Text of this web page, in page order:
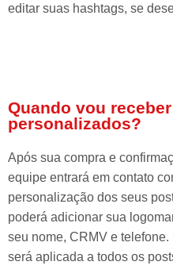
editar suas hashtags, se
Quando vou
personalizados?
Após sua compra e
equipe entrará em contato
personalização dos seus
poderá adicionar sua
seu nome, CRMV e
será aplicada a todos os